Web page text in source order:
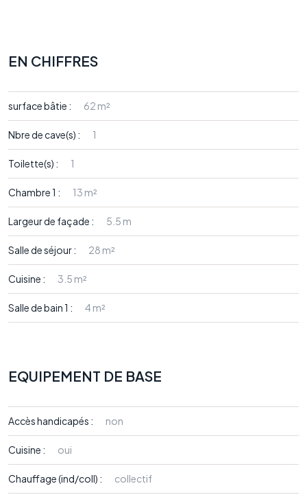
EN CHIFFRES
surface bâtie : 62 m²
Nbre de cave(s) : 1
Toilette(s) : 1
Chambre 1 : 13 m²
Largeur de façade : 5.5 m
Salle de séjour : 28 m²
Cuisine : 3.5 m²
Salle de bain 1 : 4 m²
EQUIPEMENT DE BASE
Accès handicapés : non
Cuisine : oui
Chauffage (ind/coll) : collectif